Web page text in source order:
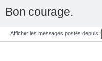
Bon courage.
Afficher les messages postés depuis: